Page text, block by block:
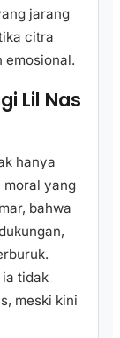
jarang
citra
emosional.
Lil Nas
hanya
moral yang
bahwa
tidak
meski kini